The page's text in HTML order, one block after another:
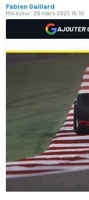
Fabien Gaillard
Mis à jour: 26 mars 2021, 16:10
AJOUTER